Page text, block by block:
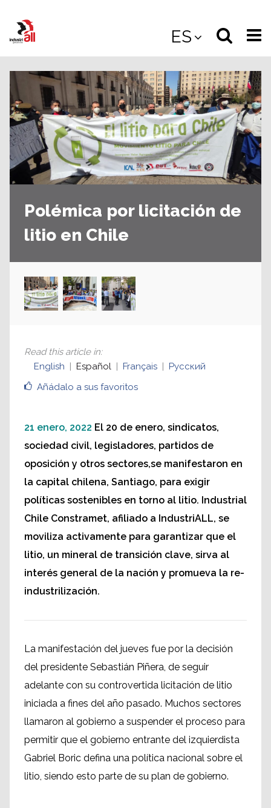
main
ES
Select
the
site
Polémica por licitación de
litio en Chile
Añádalo a sus favoritos
Read this article in:
English
Español Français Русский
21 enero, 2022 El 20 de enero, sindicatos,
sociedad civil, legisladores, partidos de
oposición y otros sectores,se manifestaron en
la capital chilena, Santiago, para exigir
políticas sostenibles en torno al litio. Industrial
Chile Constramet, afiliado a IndustriALL, se
moviliza activamente para garantizar que el
litio, un mineral de transición clave, sirva al
interés general de la nación y promueva la re-
industrilización.
La manifestación del jueves fue por la decisión
del presidente Sebastián Piñera, de seguir
adelante con su controvertida licitación de litio
iniciada a fines del año pasado. Muchos sectores
llamaron al gobierno a suspender el proceso para
permitir que el gobierno entrante del izquierdista
Gabriel Boric defina una política nacional sobre el
litio, siendo esto parte de su plan de gobierno.